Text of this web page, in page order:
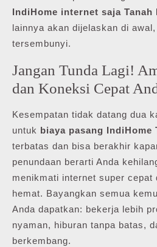
IndiHome internet saja Tanah
lainnya akan dijelaskan di
tersembunyi.
Jangan Tunda Lagi!
dan Koneksi Cepat
Kesempatan tidak datang dua
untuk biaya pasang IndiHome
terbatas dan bisa berakhir
penundaan berarti Anda
menikmati internet super cepat
hemat. Bayangkan semua
Anda dapatkan: bekerja lebih
nyaman, hiburan tanpa batas,
berkembang.